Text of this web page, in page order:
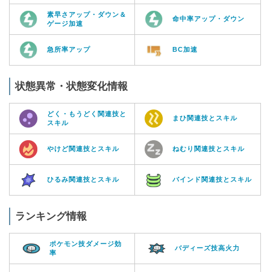
素早さアップ・ダウン＆
ゲージ加速
命中率アップ・ダウン
急所率アップ BC加速
状態異常・状態変化情報
どく・もうどく関連技と
スキル
まひ関連技とスキル
やけど関連技とスキル ねむり関連技とスキル
ひるみ関連技とスキル バインド関連技とスキル
ランキング情報
ポケモン技ダメージ効
率
バディーズ技高火力